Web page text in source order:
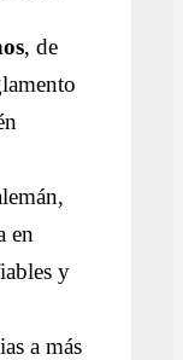
, de
en
y
a más